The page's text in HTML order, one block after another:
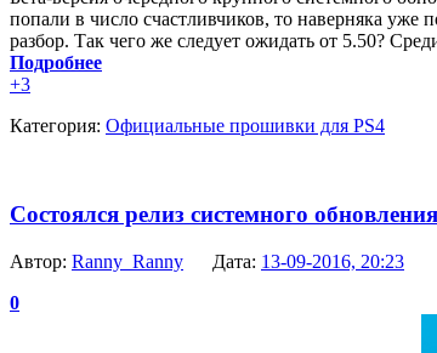
попали в число счастливчиков, то наверняка уже
разбор. Так чего же следует ожидать от 5.50?
Подробнее
+3
Категория: Официальные прошивки для PS4
Состоялся релиз системного
Автор: Ranny_Ranny Дата: 13-09-2016, 20:23
0